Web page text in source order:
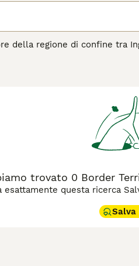
della regione di confine tra
grigio e marrone, blu e
alla vita familiare.
in salute. Nonostante la
è essenziale per loro. Leggi
trovato 0 Border
esattamente questa ricerca
Salva